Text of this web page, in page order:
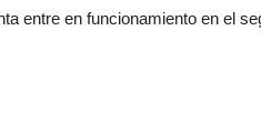
entre en funcionamiento en el